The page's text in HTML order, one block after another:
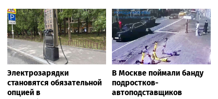
Электрозарядки
становятся обязательной
опцией в
В Москве поймали банду
подростков-
автоподставщиков